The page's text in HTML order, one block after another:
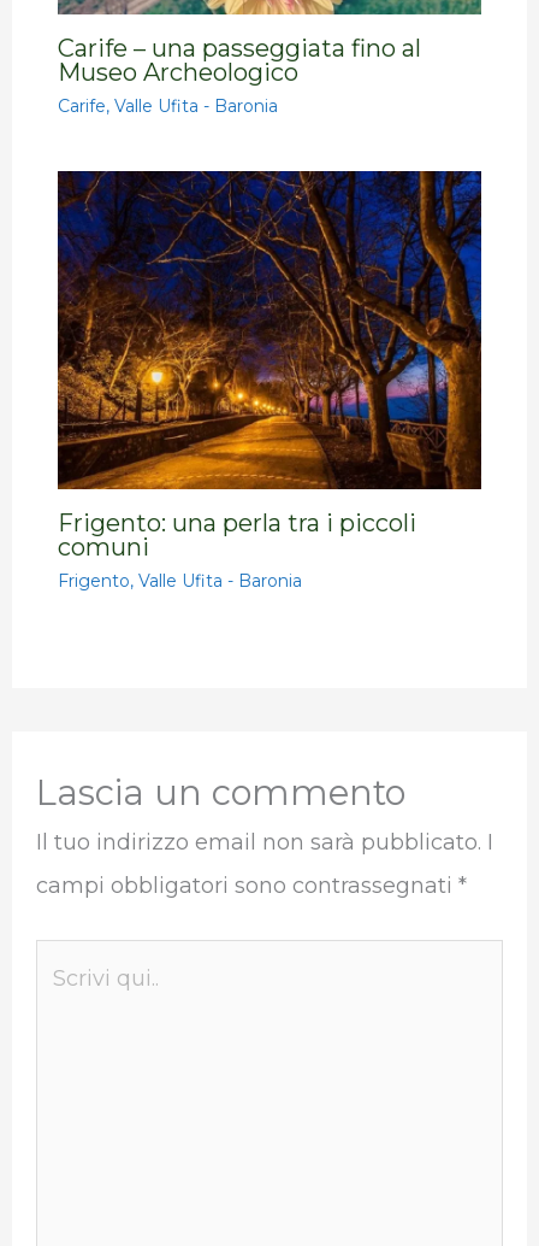
Carife – una passeggiata fino al
Museo Archeologico
Carife,Valle Ufita - Baronia
Frigento: una perla tra i piccoli
comuni
Frigento,Valle Ufita - Baronia
Lascia un commento
Il tuo indirizzo email non sarà pubblicato. I
campi obbligatori sono contrassegnati *